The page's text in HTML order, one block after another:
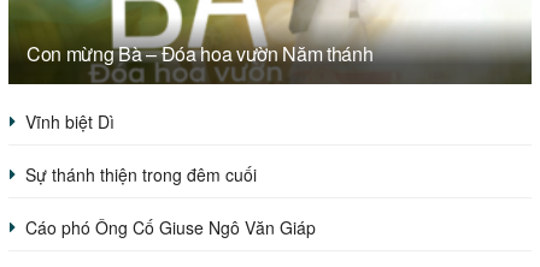
Con mừng Bà – Đóa hoa vườn Năm thánh
Vĩnh biệt Dì
Sự thánh thiện trong đêm cuối
Cáo phó Ông Cố Giuse Ngô Văn Giáp